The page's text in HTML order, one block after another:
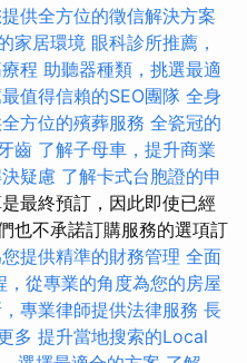
供全方位的徵信解決方案
家居環境 眼科診所推薦，
程 助聽器種類，挑選最適
值得信賴的SEO團隊 全身
方位的殯葬服務 全瓷冠的
齒 了解子母車，提升商業
疑慮 了解卡式台胞證的申
最終預訂，因此即使已經
也不承諾訂購服務的選項訂
提供精準的財務管理 全面
，從專業的角度為您的房屋
專業律師提供法律服務 長
多 提升當地搜索的Local